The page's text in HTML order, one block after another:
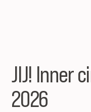
JIJ! Inner
2026